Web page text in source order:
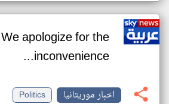
We apologize for the
inconvenience...
اخبار موريتانيا
Politics